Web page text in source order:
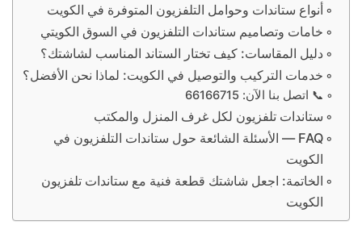
أنواع ستاندات وحوامل التلفزيون المتوفرة في الكويت
خامات وتصاميم ستاندات التلفزيون في السوق الكويتي
دليل المقاسات: كيف تختار الستاند المناسب لشاشتك؟
خدمات التركيب والتوصيل في الكويت: لماذا نحن الأفضل؟
📞 اتصل بنا الآن: 66166715
ستاندات تلفزيون لكل غرف المنزل والمكتب
FAQ — الأسئلة الشائعة حول ستاندات التلفزيون في
الكويت
الخاتمة: اجعل شاشتك قطعة فنية مع ستاندات تلفزيون
الكويت